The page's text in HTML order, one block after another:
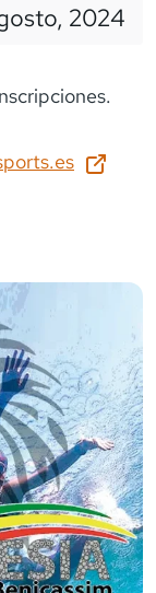
2024